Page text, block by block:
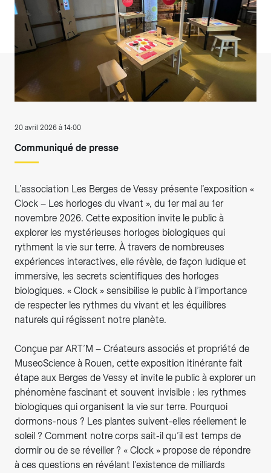
20 avril 2026 à 14:00
Communiqué de presse
L’association Les Berges de Vessy présente l’exposition «
Clock – Les horloges du vivant », du 1er mai au 1er
novembre 2026. Cette exposition invite le public à
explorer les mystérieuses horloges biologiques qui
rythment la vie sur terre. À travers de nombreuses
expériences interactives, elle révèle, de façon ludique et
immersive, les secrets scientifiques des horloges
biologiques. « Clock » sensibilise le public à l’importance
de respecter les rythmes du vivant et les équilibres
naturels qui régissent notre planète.
Conçue par ART’M – Créateurs associés et propriété de
MuseoScience à Rouen, cette exposition itinérante fait
étape aux Berges de Vessy et invite le public à explorer un
phénomène fascinant et souvent invisible : les rythmes
biologiques qui organisent la vie sur terre. Pourquoi
dormons-nous ? Les plantes suivent-elles réellement le
soleil ? Comment notre corps sait-il qu’il est temps de
dormir ou de se réveiller ? « Clock » propose de répondre
à ces questions en révélant l’existence de milliards